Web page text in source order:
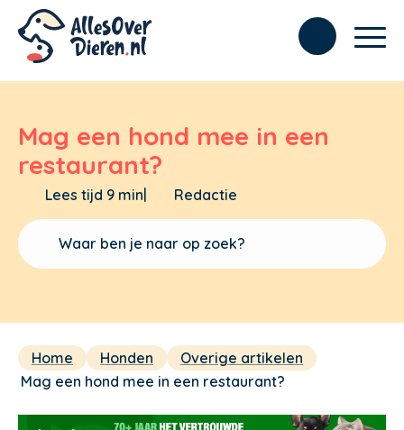
Mag een hond mee in een
restaurant?
Lees tijd 9 min| Redactie
Home Honden
Overige artikelen
Mag een hond mee in een restaurant?